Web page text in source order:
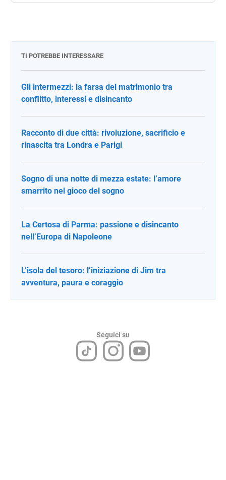
TI POTREBBE INTERESSARE
Gli intermezzi: la farsa del matrimonio tra
conflitto, interessi e disincanto
Racconto di due città: rivoluzione, sacrificio e
rinascita tra Londra e Parigi
Sogno di una notte di mezza estate: l’amore
smarrito nel gioco del sogno
La Certosa di Parma: passione e disincanto
nell’Europa di Napoleone
L’isola del tesoro: l’iniziazione di Jim tra
avventura, paura e coraggio
Seguici su